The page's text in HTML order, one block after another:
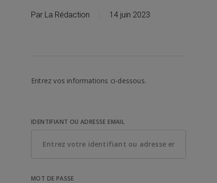
Par La Rédaction 14 juin 2023
Entrez vos informations ci-dessous.
IDENTIFIANT OU ADRESSE EMAIL
MOT DE PASSE